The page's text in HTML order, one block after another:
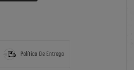
Política De Entrega